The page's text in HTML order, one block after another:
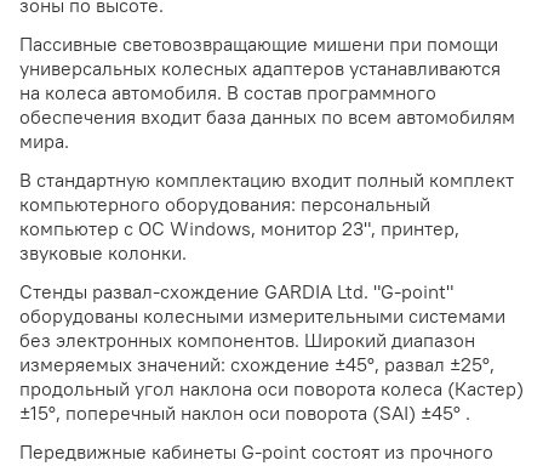
зоны по высоте.
Пассивные световозвращающие мишени при помощи
универсальных колесных адаптеров устанавливаются
на колеса автомобиля. В состав программного
обеспечения входит база данных по всем автомобилям
мира.
В стандартную комплектацию входит полный комплект
компьютерного оборудования: персональный
компьютер с ОС Windows, монитор 23", принтер,
звуковые колонки.
Стенды развал-схождение GARDIA Ltd. "G-point"
оборудованы колесными измерительными системами
без электронных компонентов. Широкий диапазон
измеряемых значений: схождение ±45°, развал ±25°,
продольный угол наклона оси поворота колеса (Кастер)
±15°, поперечный наклон оси поворота (SAI) ±45° .
Передвижные кабинеты G-point состоят из прочного